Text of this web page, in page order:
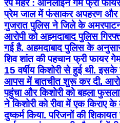
रेप मैहर : ऑनलाइन गेम फ्री फायर
प्रेम जाल में फंसाकर अपहरण और
गुजरात पुलिस ने जिले के अमरपाटन
आरोपी को अहमदाबाद पुलिस
गई है. अहमदाबाद पुलिस के अनुसार
शिव शांत की पहचान फ्री फायर
15 वर्षीय किशोरी से हुई थी. इसके
आपस में बातचीत शुरू कर दी.
पहुंचा और किशोरी को बहला
ने किशोरी को रीवा में एक
दुष्कर्म किया. परिजनों की